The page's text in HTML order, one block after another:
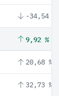
-34,54 %
9,92 %
20,68 %
32,73 %